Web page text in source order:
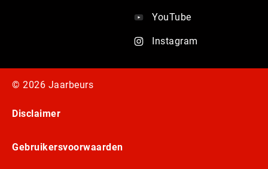
YouTube
Instagram
© 2026 Jaarbeurs
Disclaimer
Gebruikersvoorwaarden